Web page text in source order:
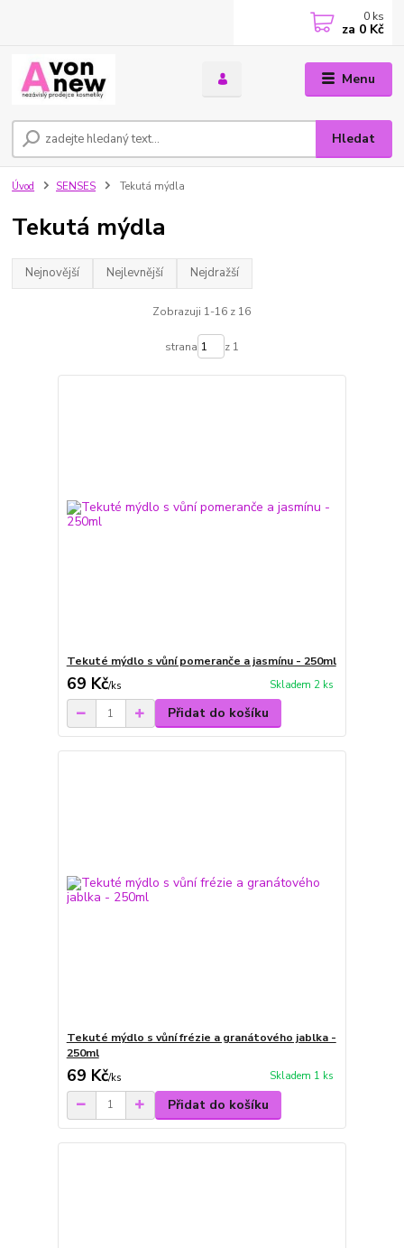
Menu
Hledat
0 ks
za 0 Kč
Úvod SENSES Tekutá mýdla
Tekutá mýdla
Nejnovější Nejlevnější Nejdražší
Zobrazuji 1-16 z 16
strana z 1
Tekuté mýdlo s vůní pomeranče a jasmínu - 250ml
69 Kč/ks Skladem 2 ks
Přidat do košíku
Tekuté mýdlo s vůní frézie a granátového jablka -
250ml
69 Kč/ks Skladem 1 ks
Přidat do košíku